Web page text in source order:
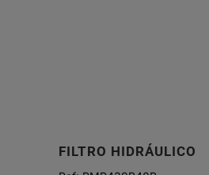
FILTRO HIDRÁULICO